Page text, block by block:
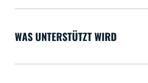
WAS UNTERSTÜTZT WIRD